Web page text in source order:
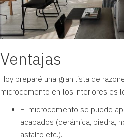
Ventajas
Hoy preparé una gran lista de
microcemento en los interiores es
El microcemento se puede
acabados (cerámica, piedra,
asfalto etc.).